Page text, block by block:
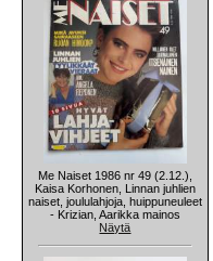
Me Naiset 1986 nr 49 (2.12.),
Kaisa Korhonen, Linnan juhlien
naiset, joululahjoja, huippuneuleet
- Krizian, Aarikka mainos
Näytä